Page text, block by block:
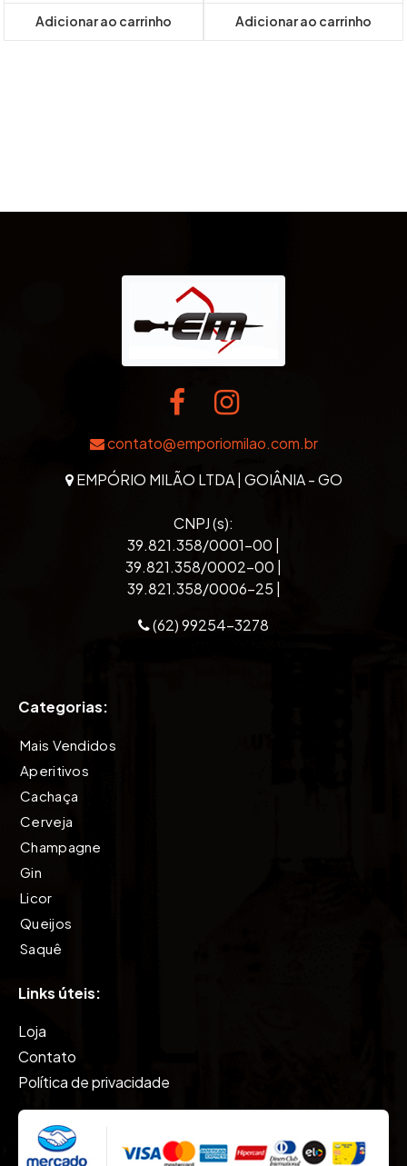
Adicionar ao carrinho Adicionar ao carrinho
contato@emporiomilao.com.br
EMPÓRIO MILÃO LTDA | GOIÂNIA - GO
CNPJ (s):
39.821.358/0001-00 |
39.821.358/0002-00 |
39.821.358/0006-25 |
(62) 99254-3278
Categorias:
Mais Vendidos
Aperitivos
Cachaça
Cerveja
Champagne
Gin
Licor
Queijos
Saquê
Vinho
Vodkas
Whisky
Links úteis:
Loja
Contato
Política de privacidade